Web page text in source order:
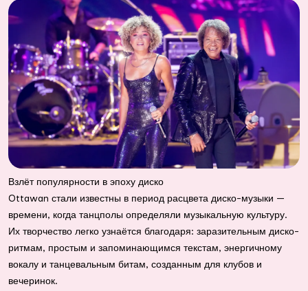
Взлёт популярности в эпоху диско
Ottawan стали известны в период расцвета диско-музыки —
времени, когда танцполы определяли музыкальную культуру.
Их творчество легко узнаётся благодаря: заразительным диско-
ритмам, простым и запоминающимся текстам, энергичному
вокалу и танцевальным битам, созданным для клубов и
вечеринок.